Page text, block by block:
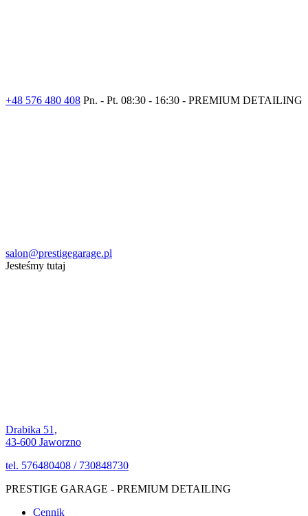
+48 576 480 408 Pn. - Pt. 08:30 - 16:30 - PREMIUM DETAILING
salon@prestigegarage.pl
Jesteśmy tutaj
Drabika 51,
43-600 Jaworzno
tel. 576480408 / 730848730
PRESTIGE GARAGE - PREMIUM DETAILING
Cennik